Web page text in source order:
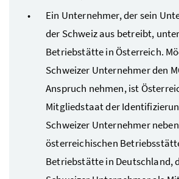
Ein Unternehmer, der sein
der Schweiz aus betreibt,
Betriebstätte in Österreich.
Schweizer Unternehmer den
Anspruch nehmen, ist
Mitgliedstaat der
Schweizer Unternehmer
österreichischen
Betriebstätte in Deutschland,